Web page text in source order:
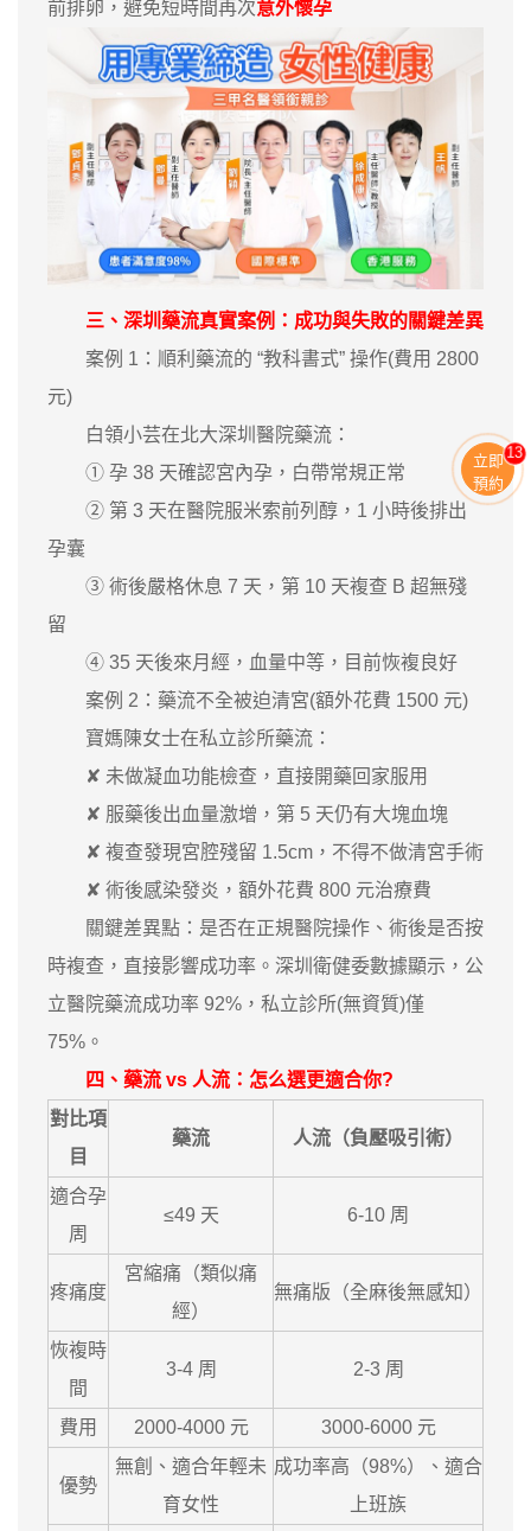
前排卵，避免短時間再次意外懷孕
三、深圳藥流真實案例：成功與失敗的關鍵差異
案例 1：順利藥流的 “教科書式” 操作(費用 2800
元)
白領小芸在北大深圳醫院藥流：
① 孕 38 天確認宮內孕，白帶常規正常
② 第 3 天在醫院服米索前列醇，1 小時後排出
孕囊
③ 術後嚴格休息 7 天，第 10 天複查 B 超無殘
留
④ 35 天後來月經，血量中等，目前恢複良好
案例 2：藥流不全被迫清宮(額外花費 1500 元)
寶媽陳女士在私立診所藥流：
✘ 未做凝血功能檢查，直接開藥回家服用
✘ 服藥後出血量激增，第 5 天仍有大塊血塊
✘ 複查發現宮腔殘留 1.5cm，不得不做清宮手術
✘ 術後感染發炎，額外花費 800 元治療費
關鍵差異點：是否在正規醫院操作、術後是否按
時複查，直接影響成功率。深圳衛健委數據顯示，公
立醫院藥流成功率 92%，私立診所(無資質)僅
75%。
四、藥流 vs 人流：怎么選更適合你?
對比項
目
藥流 人流（負壓吸引術）
適合孕
周
≤49 天 6-10 周
疼痛度
宮縮痛（類似痛
經）
無痛版（全麻後無感知）
恢複時
間
3-4 周 2-3 周
費用 2000-4000 元 3000-6000 元
優勢
無創、適合年輕未
育女性
成功率高（98%）、適合
上班族
立即
預約
13